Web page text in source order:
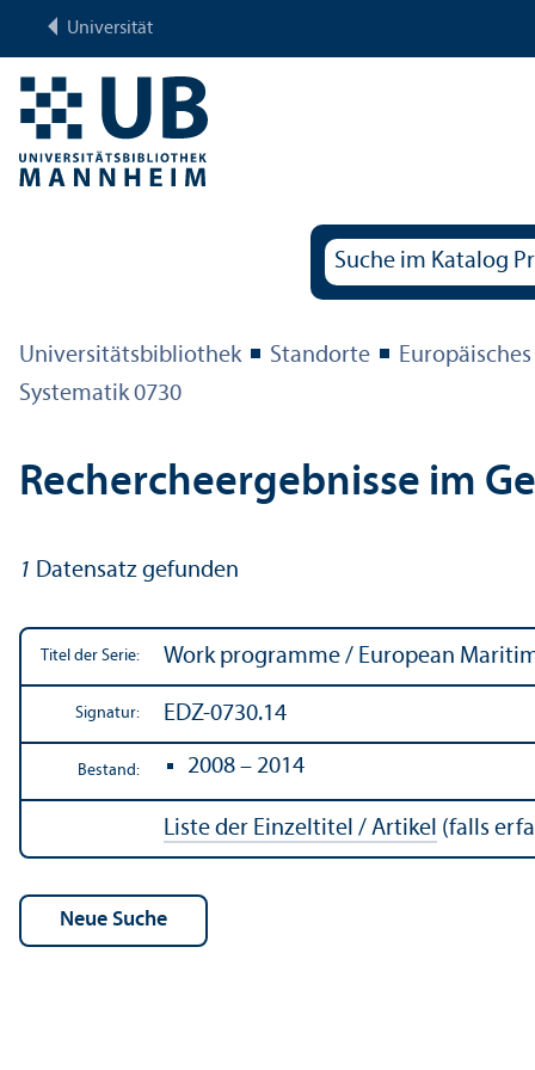
Universität
Universitäts­bibliothek Standorte
Systematik 0730
Rechercheergebnisse im
1 Datensatz gefunden
Titel der Serie: Work programme / European
Signatur: EDZ-0730.14
Bestand: 2008 – 2014
Liste der Einzeltitel / Artikel (falls